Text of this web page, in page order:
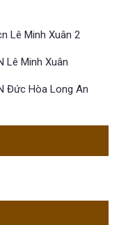
Lê Minh Xuân 2
Lê Minh Xuân
Đức Hòa Long An